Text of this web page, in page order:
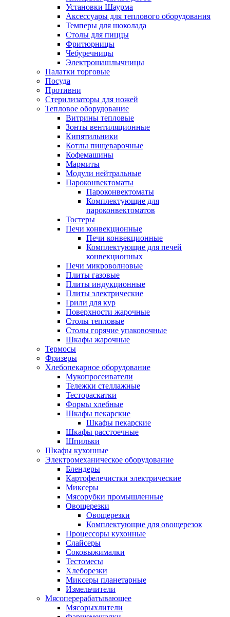
Установки Шаурма
Аксессуары для теплового оборудования
Темперы для шоколада
Столы для пиццы
Фритюрницы
Чебуречницы
Электрошашлычницы
Палатки торговые
Посуда
Противни
Стерилизаторы для ножей
Тепловое оборудование
Витрины тепловые
Зонты вентиляционные
Кипятильники
Котлы пищеварочные
Кофемашины
Мармиты
Модули нейтральные
Пароконвектоматы
Пароконвектоматы
Комплектующие для
пароконвектоматов
Тостеры
Печи конвекционные
Печи конвекционные
Комплектующие для печей
конвекционных
Печи микроволновые
Плиты газовые
Плиты индукционные
Плиты электрические
Грили для кур
Поверхности жарочные
Столы тепловые
Столы горячие упаковочные
Шкафы жарочные
Термосы
Фризеры
Хлебопекарное оборудование
Мукопросеиватели
Тележки стеллажные
Тестораскатки
Формы хлебные
Шкафы пекарские
Шкафы пекарские
Шкафы расстоечные
Шпильки
Шкафы кухонные
Электромеханическое оборудование
Блендеры
Картофелечистки электрические
Миксеры
Мясорубки промышленные
Овощерезки
Овощерезки
Комплектующие для овощерезок
Процессоры кухонные
Слайсеры
Соковыжималки
Тестомесы
Хлеборезки
Миксеры планетарные
Измельчители
Мясоперерабатывающее
Мясорыхлители